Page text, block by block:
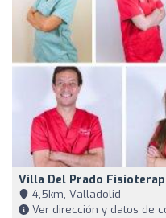
Villa Del Prado
4,5km, Valladolid
Ver dirección y datos de